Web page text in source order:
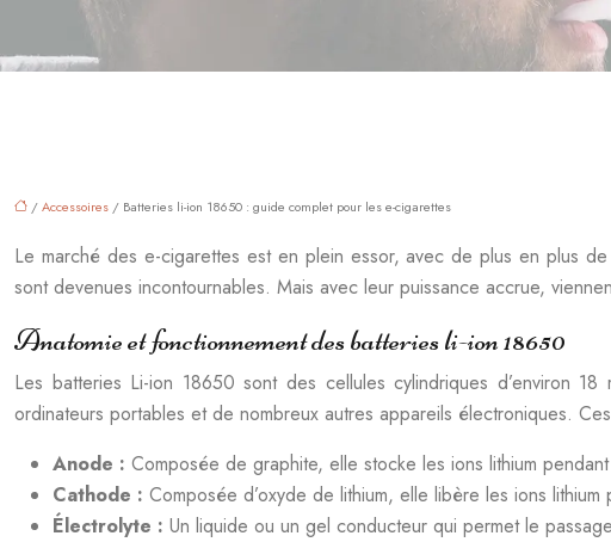
/Accessoires / Batteries li-ion 18650 : guide complet pour les e-cigarettes
Le marché des e-cigarettes est en plein essor, avec de plus en plus
sont devenues incontournables. Mais avec leur puissance accrue,
Anatomie et fonctionnement des batteries li-ion 18650
Les batteries Li-ion 18650 sont des cellules cylindriques d’environ
ordinateurs portables et de nombreux autres appareils électroniques.
Anode : Composée de graphite, elle stocke les ions lithium
Cathode : Composée d’oxyde de lithium, elle libère les ions
Électrolyte : Un liquide ou un gel conducteur qui permet le